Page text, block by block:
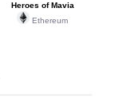
Heroes of Mavia
Ethereum